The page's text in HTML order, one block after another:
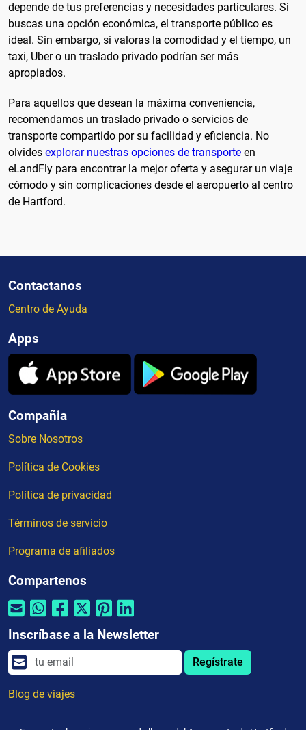
depende de tus preferencias y necesidades particulares. Si
buscas una opción económica, el transporte público es
ideal. Sin embargo, si valoras la comodidad y el tiempo, un
taxi, Uber o un traslado privado podrían ser más
apropiados.
Para aquellos que desean la máxima conveniencia,
recomendamos un traslado privado o servicios de
transporte compartido por su facilidad y eficiencia. No
olvides explorar nuestras opciones de transporte en
eLandFly para encontrar la mejor oferta y asegurar un viaje
cómodo y sin complicaciones desde el aeropuerto al centro
de Hartford.
Contactanos
Centro de Ayuda
Apps
Compañia
Sobre Nosotros
Política de Cookies
Política de privacidad
Términos de servicio
Programa de afiliados
Compartenos
Inscríbase a la Newsletter
Regístrate
Blog de viajes